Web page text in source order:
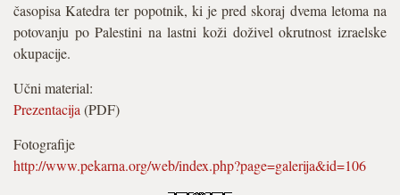
časopisa Katedra ter popotnik, ki je pred skoraj dvema letoma na
potovanju po Palestini na lastni koži doživel okrutnost izraelske
okupacije.
Učni material:
Prezentacija (PDF)
Fotografije
http://www.pekarna.org/web/index.php?page=galerija&id=106